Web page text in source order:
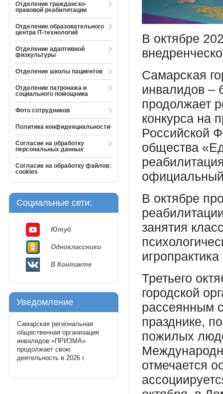
Отделение гражданско-
правовой реабилитации
Отделение образовательного
центра IT-технологий
Отделение адаптивной
физкультуры
Отделение школы пациентов
Отделение патронажа и
социального помощника
Фото сотрудников
Политика конфиденциальности
Согласие на обработку
персональных данных
Согласие на обработку файлов
cookies
Социальные сети:
Ютуб
Одноклассники
В Контакте
Уведомление
Самарская региональная
общественная организация
инвалидов «ПРИЗМА»
продолжает свою
деятельность в 2026 г.
В октябре
Самарская
инвалидов –
продолжает
конкурса на
Российской
общества
В октябре
занятия
Третьего
городской
рассеянным
празднике,
пожилых
отмечается